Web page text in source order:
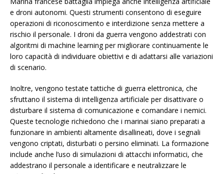
e droni autonomi. Questi strumenti consentono di eseguire
operazioni di riconoscimento e interdizione senza mettere a
rischio il personale. I droni da guerra vengono addestrati con
algoritmi di machine learning per migliorare continuamente le
loro capacità di individuare obiettivi e di adattarsi alle variazioni
di scenario.
Inoltre, vengono testate tattiche di guerra elettronica, che
sfruttano il sistema di intelligenza artificiale per disattivare o
disturbare il sistema di comunicazione e comandare i nemici.
Queste tecnologie richiedono che i marinai siano preparati a
funzionare in ambienti altamente disallineati, dove i segnali
vengono criptati, disturbati o persino eliminati. La formazione
include anche l’uso di simulazioni di attacchi informatici, che
addestrano il personale a identificare e neutralizzare le